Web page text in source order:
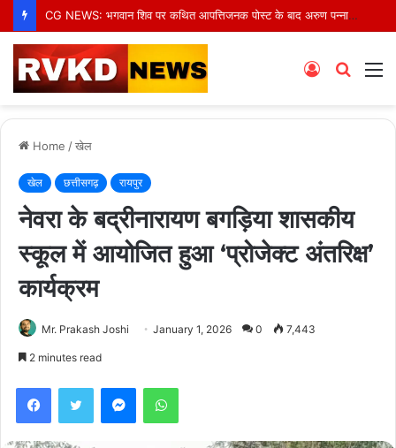
CG NEWS: भगवान शिव पर कथित आपत्तिजनक पोस्ट के बाद अरुण पन्नालाल गिरफ्तार, सोशल मीडिया टिप्पणी पर हुई कार्रवाई
Search
Log
Home /खेल
खेल छत्तीसगढ़ रायपुर
नेवरा के बद्रीनारायण बगड़िया शासकीय
स्कूल में आयोजित हुआ ‘प्रोजेक्ट अंतरिक्ष’
कार्यक्रम
Mr. Prakash Joshi January 1, 2026 0 7,443
2 minutes read
FacebookTwitter MessengerWhatsApp